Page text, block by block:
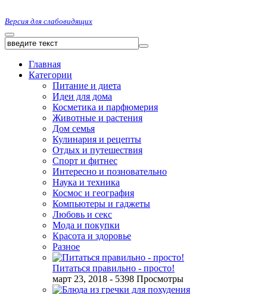
Версия для слабовидящих
Главная
Категории
Питание и диета
Идеи для дома
Косметика и парфюмерия
Животные и растения
Дом семья
Кулинария и рецепты
Отдых и путешествия
Спорт и фитнес
Интересно и позновательно
Наука и техника
Космос и география
Компьютеры и гаджеты
Любовь и секс
Мода и покупки
Красота и здоровье
Разное
Питаться правильно - просто!
март 23, 2018 - 5398 Просмотры